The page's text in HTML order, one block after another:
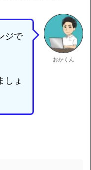
ジで
しょ
おかくん